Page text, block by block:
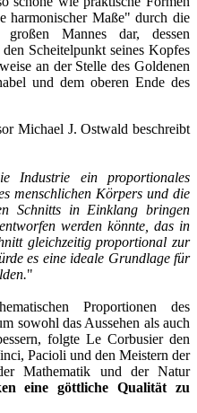
harmonischer Maße" durch die
Mannes dar, dessen
Scheitelpunkt seines Kopfes
an der Stelle des Goldenen
und dem oberen Ende des
Michael J. Ostwald beschreibt
Industrie ein proportionales
menschlichen Körpers und die
Schnitts in Einklang bringen
werden könnte, das in
gleichzeitig proportional zur
es eine ideale Grundlage für
"
Proportionen des
sowohl das Aussehen als auch
folgte Le Corbusier den
Pacioli und den Meistern der
Mathematik und der Natur
eine göttliche Qualität zu